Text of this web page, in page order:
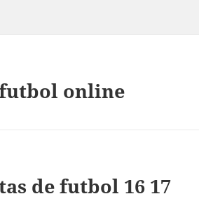
online
de futbol 16 17